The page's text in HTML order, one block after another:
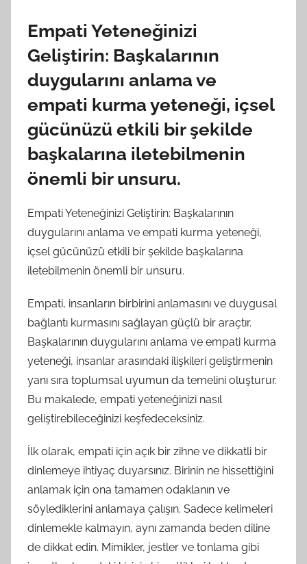
Empati Yeteneğinizi
Geliştirin: Başkalarının
duygularını anlama ve
empati kurma yeteneği, içsel
gücünüzü etkili bir şekilde
başkalarına iletebilmenin
önemli bir unsuru.
Empati Yeteneğinizi Geliştirin: Başkalarının
duygularını anlama ve empati kurma yeteneği,
içsel gücünüzü etkili bir şekilde başkalarına
iletebilmenin önemli bir unsuru.
Empati, insanların birbirini anlamasını ve duygusal
bağlantı kurmasını sağlayan güçlü bir araçtır.
Başkalarının duygularını anlama ve empati kurma
yeteneği, insanlar arasındaki ilişkileri geliştirmenin
yanı sıra toplumsal uyumun da temelini oluşturur.
Bu makalede, empati yeteneğinizi nasıl
geliştirebileceğinizi keşfedeceksiniz.
İlk olarak, empati için açık bir zihne ve dikkatli bir
dinlemeye ihtiyaç duyarsınız. Birinin ne hissettiğini
anlamak için ona tamamen odaklanın ve
söylediklerini anlamaya çalışın. Sadece kelimeleri
dinlemekle kalmayın, aynı zamanda beden diline
de dikkat edin. Mimikler, jestler ve tonlama gibi